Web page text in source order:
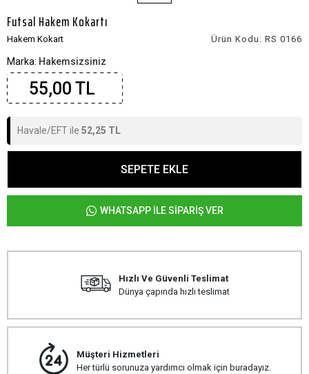
Futsal Hakem Kokartı
Hakem Kokart Ürün Kodu: RS 0166
Marka: Hakemsizsiniz
55,00 TL
Havale/EFT ile 52,25 TL
SEPETE EKLE
WHATSAPP İLE SİPARİŞ VER
Hızlı Ve Güvenli Teslimat
Dünya çapında hızlı teslimat
Müşteri Hizmetleri
Her türlü sorunuza yardımcı olmak için buradayız.